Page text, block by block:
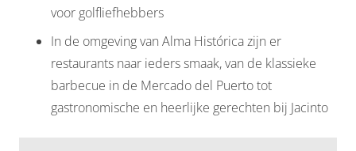
voor golfliefhebbers
In de omgeving van Alma Histórica zijn er
restaurants naar ieders smaak, van de klassieke
barbecue in de Mercado del Puerto tot
gastronomische en heerlijke gerechten bij Jacinto